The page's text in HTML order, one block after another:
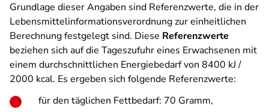
Grundlage dieser Angaben sind Referenzwerte, die in der
Lebensmittelinformationsverordnung zur einheitlichen
Berechnung festgelegt sind. Diese Referenzwerte
beziehen sich auf die Tageszufuhr eines Erwachsenen mit
einem durchschnittlichen Energiebedarf von 8400 kJ /
2000 kcal. Es ergeben sich folgende Referenzwerte:
für den täglichen Fettbedarf: 70 Gramm,